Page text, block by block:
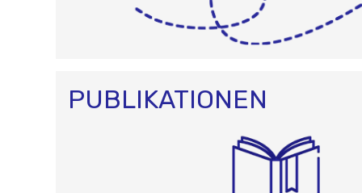
PUBLIKATIONEN